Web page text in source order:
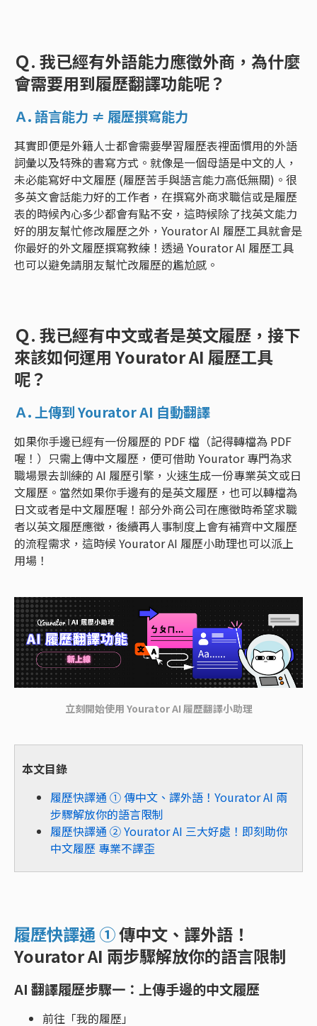
Ｑ. 我已經有外語能力應徵外商，為什麼
會需要用到履歷翻譯功能呢？
Ａ. 語言能力 ≠ 履歷撰寫能力
其實即便是外籍人士都會需要學習履歷表裡面慣用的外語
詞彙以及特殊的書寫方式。就像是一個母語是中文的人，
未必能寫好中文履歷 (履歷苦手與語言能力高低無關)。很
多英文會話能力好的工作者，在撰寫外商求職信或是履歷
表的時候內心多少都會有點不安，這時候除了找英文能力
好的朋友幫忙修改履歷之外，Yourator AI 履歷工具就會是
你最好的外文履歷撰寫教練！透過 Yourator AI 履歷工具
也可以避免請朋友幫忙改履歷的尷尬感。
Ｑ. 我已經有中文或者是英文履歷，接下
來該如何運用 Yourator AI 履歷工具
呢？
Ａ. 上傳到 Yourator AI 自動翻譯
如果你手邊已經有一份履歷的 PDF 檔（記得轉檔為 PDF
喔！）只需上傳中文履歷，便可借助 Yourator 專門為求
職場景去訓練的 AI 履歷引擎，火速生成一份專業英文或日
文履歷。當然如果你手邊有的是英文履歷，也可以轉檔為
日文或者是中文履歷喔！部分外商公司在應徵時希望求職
者以英文履歷應徵，後續再人事制度上會有補齊中文履歷
的流程需求，這時候 Yourator AI 履歷小助理也可以派上
用場！
立刻開始使用 Yourator AI 履歷翻譯小助理
本文目錄
履歷快譯通 ① 傳中文、譯外語！Yourator AI 兩
步驟解放你的語言限制
履歷快譯通 ② Yourator AI 三大好處！即刻助你
中文履歷 專業不譯歪
履歷快譯通 ①傳中文、譯外語！
Yourator AI 兩步驟解放你的語言限制
AI 翻譯履歷步驟一：上傳手邊的中文履歷
前往「我的履歷」